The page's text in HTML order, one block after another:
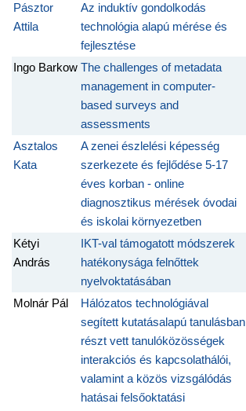
Pásztor
Attila
Az induktív gondolkodás
technológia alapú mérése és
fejlesztése
Ingo Barkow The challenges of metadata
management in computer-
based surveys and
assessments
Asztalos
Kata
A zenei észlelési képesség
szerkezete és fejlődése 5-17
éves korban - online
diagnosztikus mérések óvodai
és iskolai környezetben
Kétyi
András
IKT-val támogatott módszerek
hatékonysága felnőttek
nyelvoktatásában
Molnár Pál
Hálózatos technológiával
segített kutatásalapú tanulásban
részt vett tanulóközösségek
interakciós és kapcsolathálói,
valamint a közös vizsgálódás
hatásai felsőoktatási